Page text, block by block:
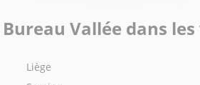
Vallée dans
Liège